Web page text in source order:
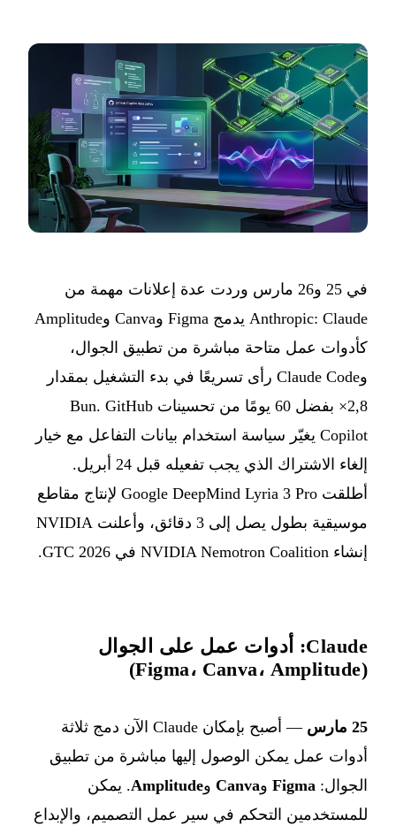
في 25 و26 مارس وردت عدة إعلانات مهمة من
Anthropic: Claude يدمج Figma وCanva وAmplitude
كأدوات عمل متاحة مباشرة من تطبيق الجوال،
وClaude Code رأى تسريعًا في بدء التشغيل بمقدار
2,8× بفضل 60 يومًا من تحسينات Bun. GitHub
Copilot يغيّر سياسة استخدام بيانات التفاعل مع خيار
إلغاء الاشتراك الذي يجب تفعيله قبل 24 أبريل.
أطلقت Google DeepMind Lyria 3 Pro لإنتاج مقاطع
موسيقية بطول يصل إلى 3 دقائق، وأعلنت NVIDIA
إنشاء NVIDIA Nemotron Coalition في GTC 2026.
Claude: أدوات عمل على الجوال
(Figma، Canva، Amplitude)
25 مارس
— أصبح بإمكان Claude الآن دمج ثلاثة
أدوات عمل يمكن الوصول إليها مباشرة من تطبيق
الجوال: Figma وCanva وAmplitude. يمكن
للمستخدمين التحكم في سير عمل التصميم، والإبداع